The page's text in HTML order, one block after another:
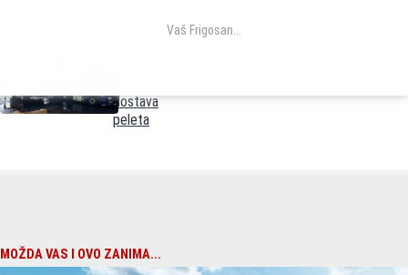
dostava
peleta
MOŽDA VAS I OVO ZANIMA...
Vaš Frigosan...